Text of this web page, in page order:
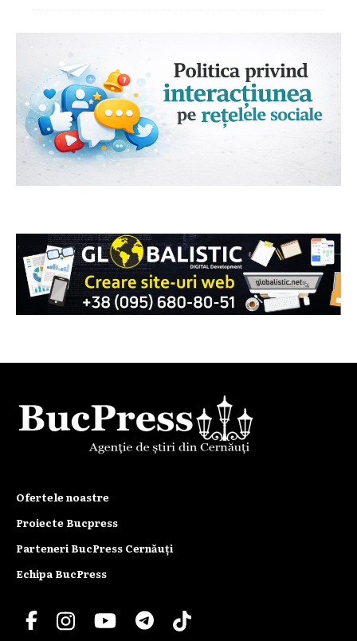
Ofertele noastre
Proiecte Bucpress
Parteneri BucPress Cernăuți
Echipa BucPress